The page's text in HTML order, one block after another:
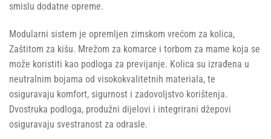
smislu dodatne opreme.
Modularni sistem je opremljen zimskom vrećom za kolica,
Zaštitom za kišu. Mrežom za komarce i torbom za mame koja se
može koristiti kao podloga za previjanje. Kolica su izrađena u
neutralnim bojama od visokokvalitetnih materiala, te
osiguravaju komfort, sigurnost i zadovoljstvo korištenja.
Dvostruka podloga, produžni dijelovi i integrirani džepovi
osiguravaju svestranost za odrasle.